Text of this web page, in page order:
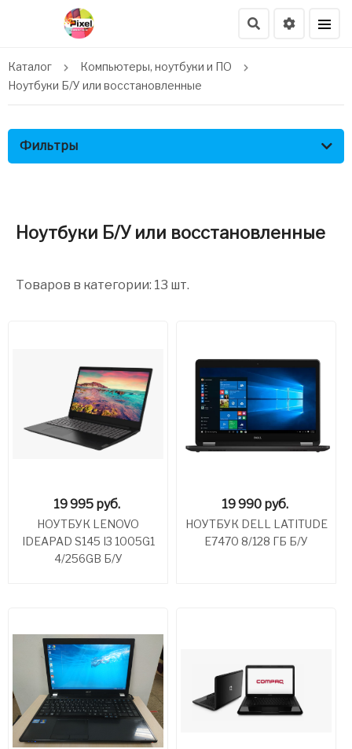
Каталог
Компьютеры, ноутбуки и ПО
Ноутбуки Б/У или восстановленные
Фильтры
Ноутбуки Б/У или восстановленные
Товаров в категории: 13 шт.
19 995 руб.
НОУТБУК LENOVO
IDEAPAD S145 I3 1005G1
4/256GB Б/У
19 990 руб.
НОУТБУК DELL LATITUDE
E7470 8/128 ГБ Б/У